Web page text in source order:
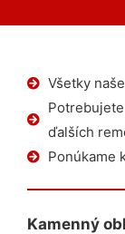
Všetky
ďalších
Ponúkame
Kamenný